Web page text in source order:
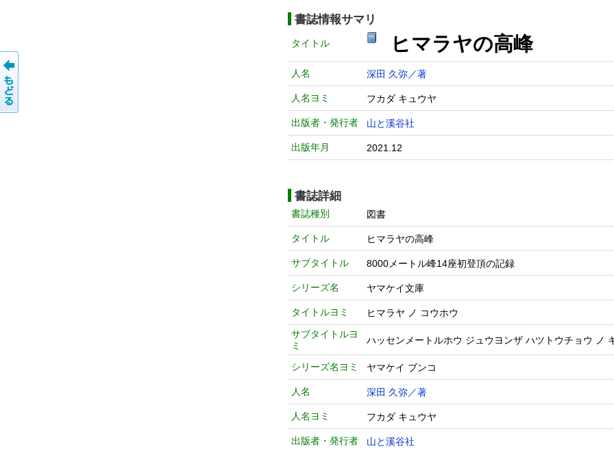
書誌情報サマリ
タイトル ヒマラヤの高峰
人名 深田 久弥／著
人名ヨミ フカダ キュウヤ
出版者・発行者 山と溪谷社
出版年月 2021.12
書誌詳細
書誌種別 図書
タイトル ヒマラヤの高峰
サブタイトル 8000メートル峰14座初登頂の記録
シリーズ名 ヤマケイ文庫
タイトルヨミ
ヒマラヤ ノ コウホウ
サブタイトルヨ
ミ
ハッセンメートルホウ ジュウヨンザ ハツトウチョウ ノ
シリーズ名ヨミ ヤマケイ ブンコ
人名 深田 久弥／著
人名ヨミ フカダ キュウヤ
出版者・発行者
山と溪谷社